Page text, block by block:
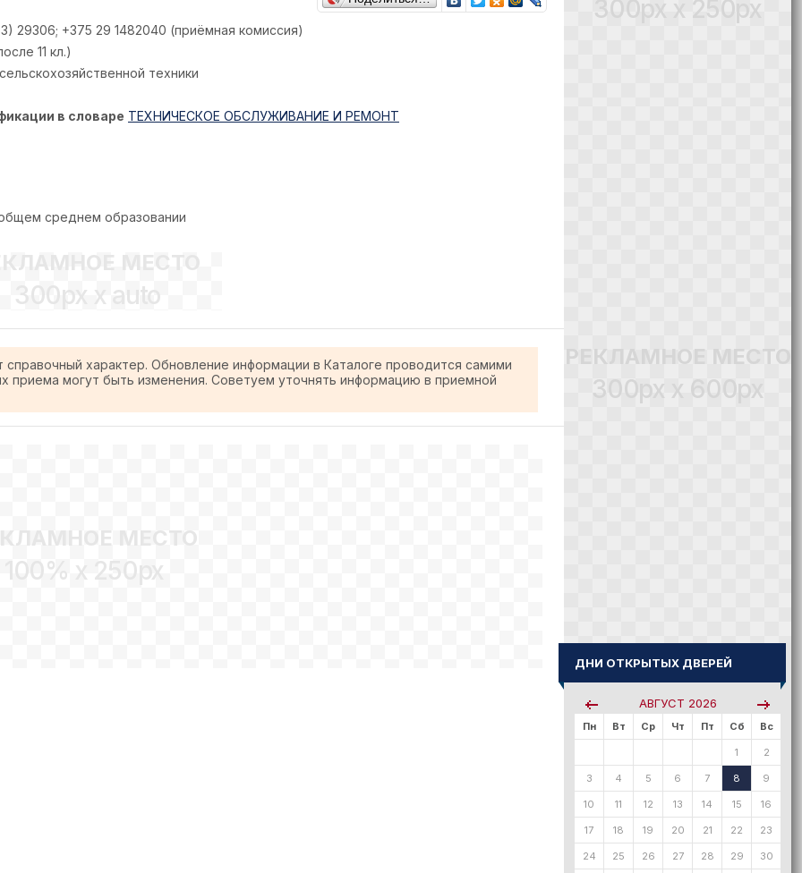
29306; +375 29 1482040 (приёмная комиссия)
11 кл.)
техники
в словаре ТЕХНИЧЕСКОЕ ОБСЛУЖИВАНИЕ И РЕМОНТ
среднем образовании
МЕСТО
300px x auto
характер. Обновление информации в Каталоге проводится самими
приема могут быть изменения. Советуем уточнять информацию в приемной
МЕСТО
100% x 250px
300px x 250px
РЕКЛАМНОЕ МЕСТО
300px x 600px
ДНИ ОТКРЫТЫХ ДВЕРЕЙ
АВГУСТ 2026
Пн Вт Ср Чт Пт Сб Вс
1 2
3 4 5 6 7 8 9
10 11 12 13 14 15 16
17 18 19 20 21 22 23
24 25 26 27 28 29 30